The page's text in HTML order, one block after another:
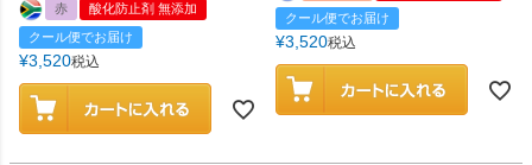
赤
酸化防止剤 無添加
クール便でお届け
¥3,520税込
クール便でお届け
¥3,520税込